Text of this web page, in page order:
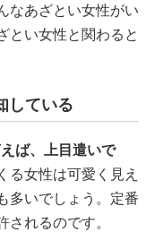
なあざとい女性がい
とい女性と関わると
している
ば、上目遣いで
る女性は可愛く見え
多いでしょう。定番
れるのです。